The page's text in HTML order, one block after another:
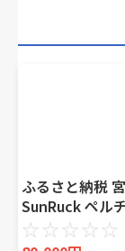
ふるさと納税
SunRuck ペル
ドア電子冷蔵庫
シルバー
☆☆☆☆☆